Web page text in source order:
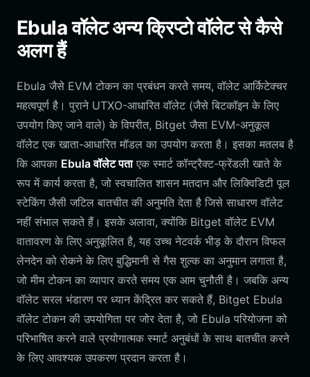
Ebula वॉलेट अन्य क्रिप्टो वॉलेट से कैसे
अलग हैं
Ebula जैसे EVM टोकन का प्रबंधन करते समय, वॉलेट आर्किटेक्चर
महत्वपूर्ण है। पुराने UTXO-आधारित वॉलेट (जैसे बिटकॉइन के लिए
उपयोग किए जाने वाले) के विपरीत, Bitget जैसा EVM-अनुकूल
वॉलेट एक खाता-आधारित मॉडल का उपयोग करता है। इसका मतलब है
कि आपका Ebula वॉलेट पताएक स्मार्ट कॉन्ट्रैक्ट-फ्रेंडली खाते के
रूप में कार्य करता है, जो स्वचालित शासन मतदान और लिक्विडिटी पूल
स्टेकिंग जैसी जटिल बातचीत की अनुमति देता है जिसे साधारण वॉलेट
नहीं संभाल सकते हैं। इसके अलावा, क्योंकि Bitget वॉलेट EVM
वातावरण के लिए अनुकूलित है, यह उच्च नेटवर्क भीड़ के दौरान विफल
लेनदेन को रोकने के लिए बुद्धिमानी से गैस शुल्क का अनुमान लगाता है,
जो मीम टोकन का व्यापार करते समय एक आम चुनौती है। जबकि अन्य
वॉलेट सरल भंडारण पर ध्यान केंद्रित कर सकते हैं, Bitget Ebula
वॉलेट टोकन की उपयोगिता पर जोर देता है, जो Ebula परियोजना को
परिभाषित करने वाले प्रयोगात्मक स्मार्ट अनुबंधों के साथ बातचीत करने
के लिए आवश्यक उपकरण प्रदान करता है।